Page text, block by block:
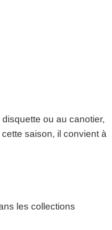
ou au canotier,
saison, il convient à
les collections